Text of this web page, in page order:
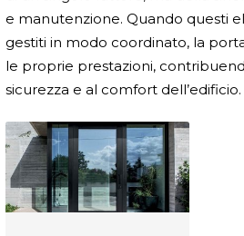
e manutenzione. Quando questi
gestiti in modo coordinato, la
le proprie prestazioni,
sicurezza e al comfort dell’edificio.